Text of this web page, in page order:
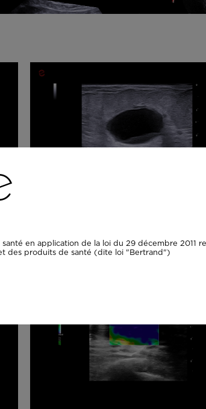
en application de la loi du 29 décembre 2011
des produits de santé (dite loi "Bertrand")